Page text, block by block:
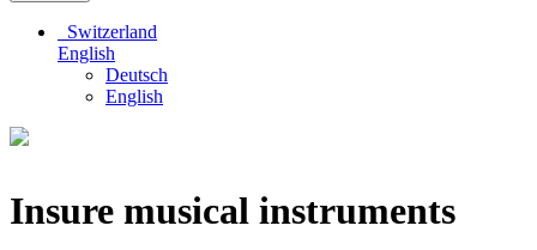
Switzerland
English
Deutsch
English
Insure musical instruments